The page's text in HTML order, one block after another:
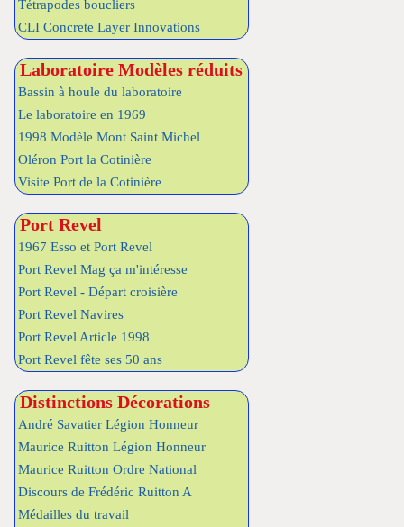
Tétrapodes boucliers
CLI Concrete Layer Innovations
Laboratoire Modèles réduits
Bassin à houle du laboratoire
Le laboratoire en 1969
1998 Modèle Mont Saint Michel
Oléron Port la Cotinière
Visite Port de la Cotinière
Port Revel
1967 Esso et Port Revel
Port Revel Mag ça m'intéresse
Port Revel - Départ croisière
Port Revel Navires
Port Revel Article 1998
Port Revel fête ses 50 ans
Distinctions Décorations
André Savatier Légion Honneur
Maurice Ruitton Légion Honneur
Maurice Ruitton Ordre National
Discours de Frédéric Ruitton A
Médailles du travail